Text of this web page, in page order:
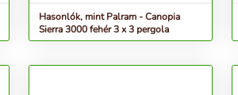
Hasonlók, mint Palram - Canopia
Sierra 3000 fehér 3 x 3 pergola